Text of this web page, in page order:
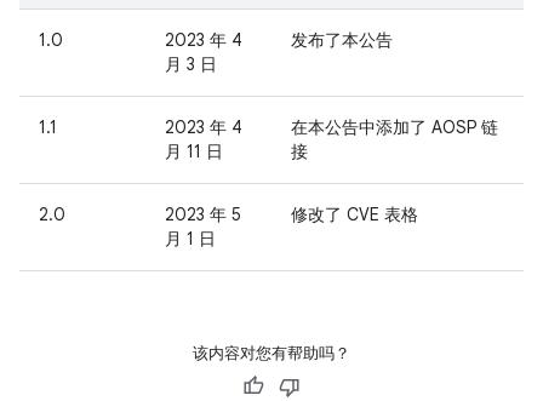
1.0
2023 年 4
月 3 日
发布了本公告
1.1
2023 年 4
月 11 日
在本公告中添加了 AOSP 链
接
2.0
2023 年 5
月 1 日
修改了 CVE 表格
该内容对您有帮助吗？